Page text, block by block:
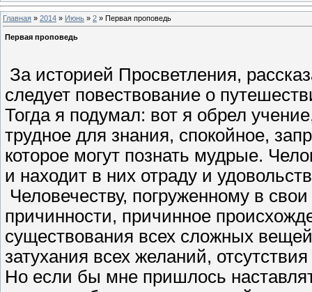
Главная » 2014 » Июнь » 2 » Первая проповедь
Первая проповедь
За историей Просветления,
следует повествование о
Тогда я подумал: вот я обрел
трудное для знания, спокойное,
которое могут познать мудрые.
и находит в них отраду и
Человечеству, погруженному в
причинности, причинное
существования всех сложных
затухания всех желаний,
Но если бы мне пришлось